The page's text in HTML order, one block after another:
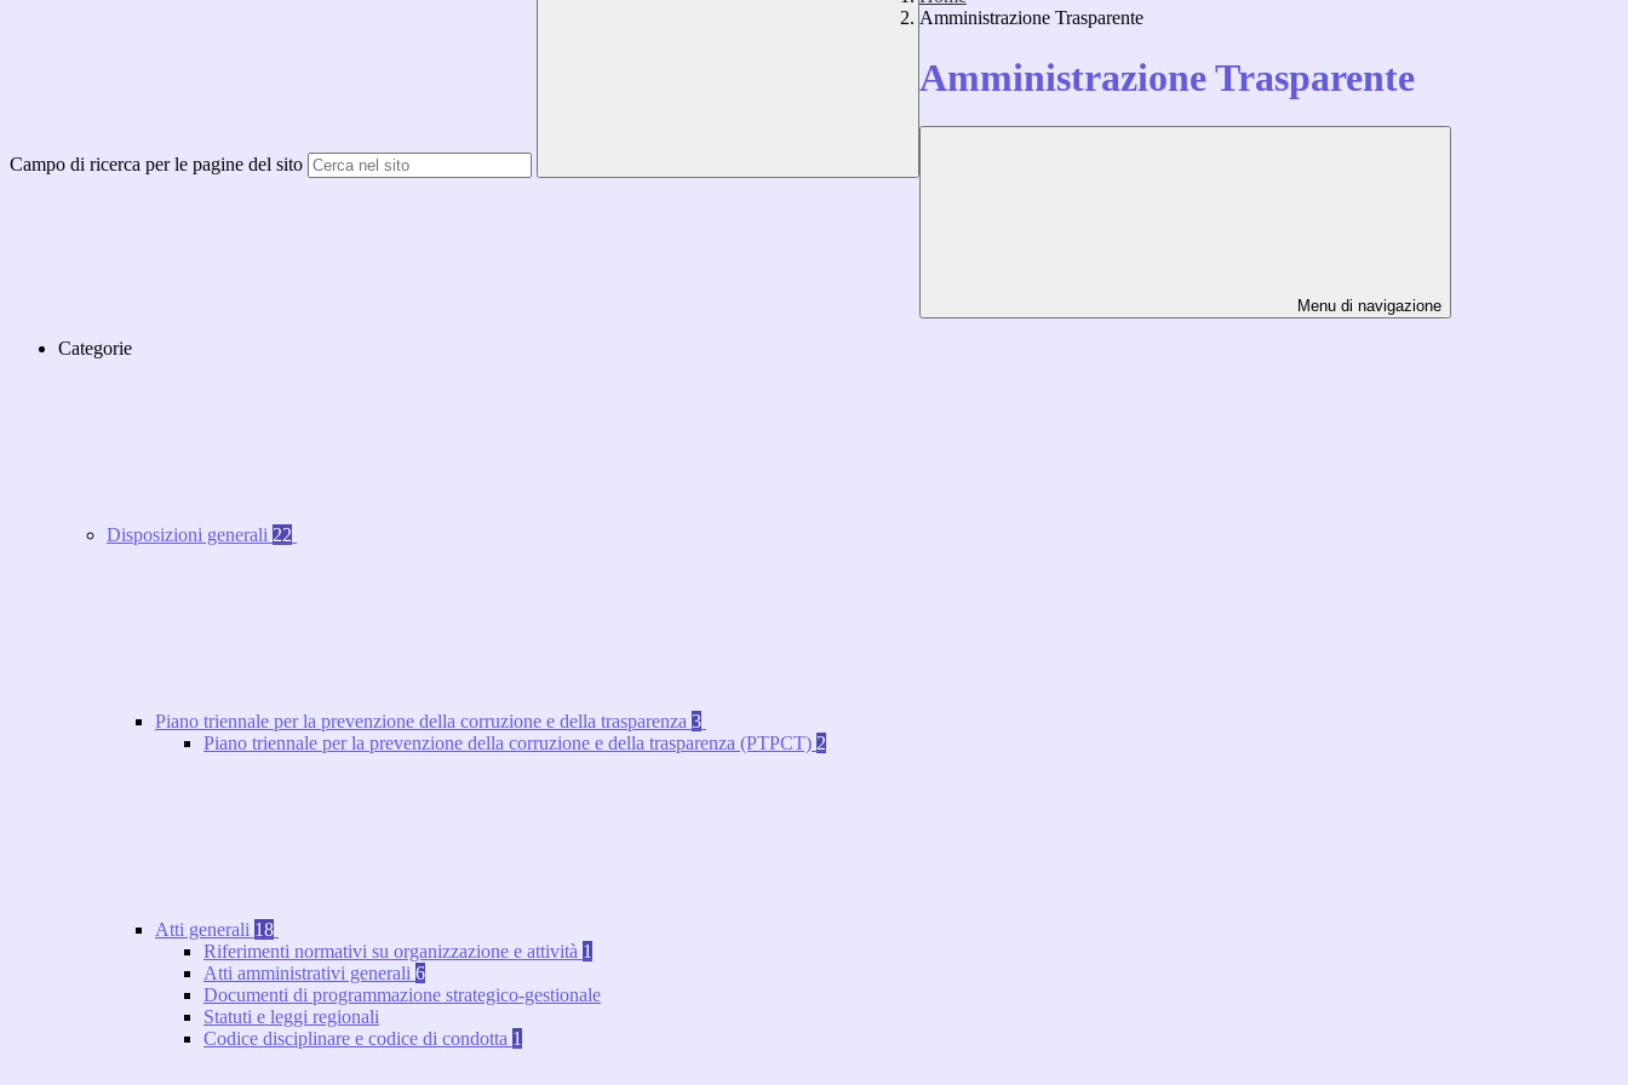
Campo di ricerca per le pagine del sito
Amministrazione Trasparente
Amministrazione Trasparente
Menu di navigazione
Categorie
Disposizioni generali 22
Piano triennale per la prevenzione della corruzione e della trasparenza 3
Piano triennale per la prevenzione della corruzione e della trasparenza (PTPCT) 2
Atti generali 18
Riferimenti normativi su organizzazione e attività 1
Atti amministrativi generali 6
Documenti di programmazione strategico-gestionale
Statuti e leggi regionali
Codice disciplinare e codice di condotta 1